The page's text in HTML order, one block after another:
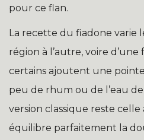
pour ce flan.
La recette du fiadone varie
région à l’autre, voire d’une
certains ajoutent une
peu de rhum ou de l’eau
version classique reste
équilibre parfaitement la